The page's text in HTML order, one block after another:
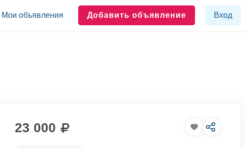
Мои объявления Добавить объявление Вход
23 000